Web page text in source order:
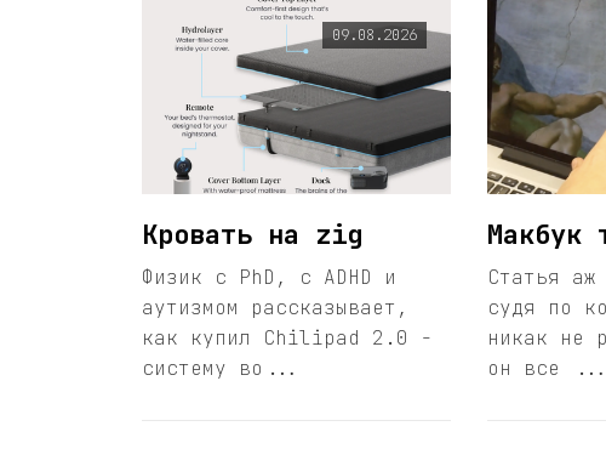
09.08.2026
Кровать на zig
Физик с PhD, с ADHD и
аутизмом рассказывает,
как купил Chilipad 2.0 -
систему во...
Макбук
Статья
судя по
никак не
он все ...